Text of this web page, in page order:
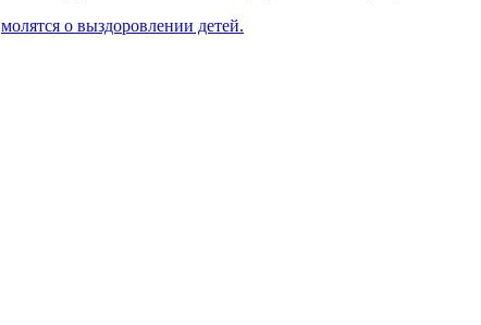
молятся о выздоровлении детей.